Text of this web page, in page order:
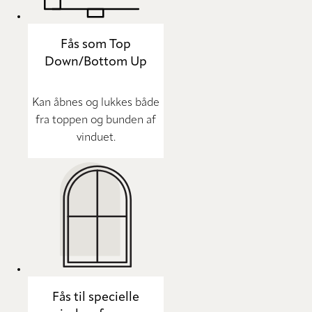
Fås som Top
Down/Bottom Up
Kan åbnes og lukkes både
fra toppen og bunden af
vinduet.
Fås til specielle